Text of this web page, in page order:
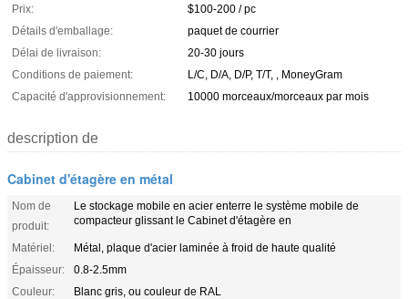
Prix:
$100-200 / pc
Détails d'emballage:
paquet de courrier
Délai de livraison:
20-30 jours
Conditions de paiement:
L/C, D/A, D/P, T/T, , MoneyGram
Capacité d'approvisionnement:
10000 morceaux/morceaux par mois
description de
Cabinet d'étagère en métal
Nom de
produit:
Le stockage mobile en acier enterre le système mobile de
compacteur glissant le Cabinet d'étagère en
Matériel:
Métal, plaque d'acier laminée à froid de haute qualité
Épaisseur:
0.8-2.5mm
Couleur:
Blanc gris, ou couleur de RAL